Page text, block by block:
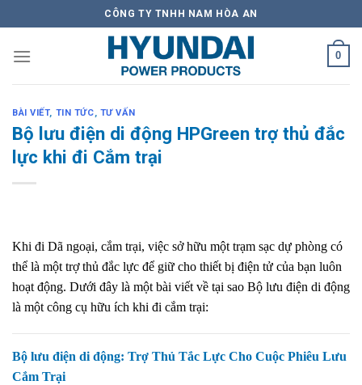
to
content
CÔNG TY TNHH NAM HÒA AN
0
BÀI VIẾT, TIN TỨC, TƯ VẤN
Bộ lưu điện di động HPGreen trợ thủ đắc
lực khi đi Cắm trại
Khi đi Dã ngoại, cắm trại, việc sở hữu một trạm sạc dự phòng có
thể là một trợ thủ đắc lực để giữ cho thiết bị điện tử của bạn luôn
hoạt động. Dưới đây là một bài viết về tại sao Bộ lưu điện di động
là một công cụ hữu ích khi đi cắm trại:
Bộ lưu điện di động: Trợ Thủ Tắc Lực Cho Cuộc Phiêu Lưu
Cắm Trại